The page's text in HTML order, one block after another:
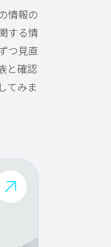
情報の
する情
つ見直
と確認
てみま